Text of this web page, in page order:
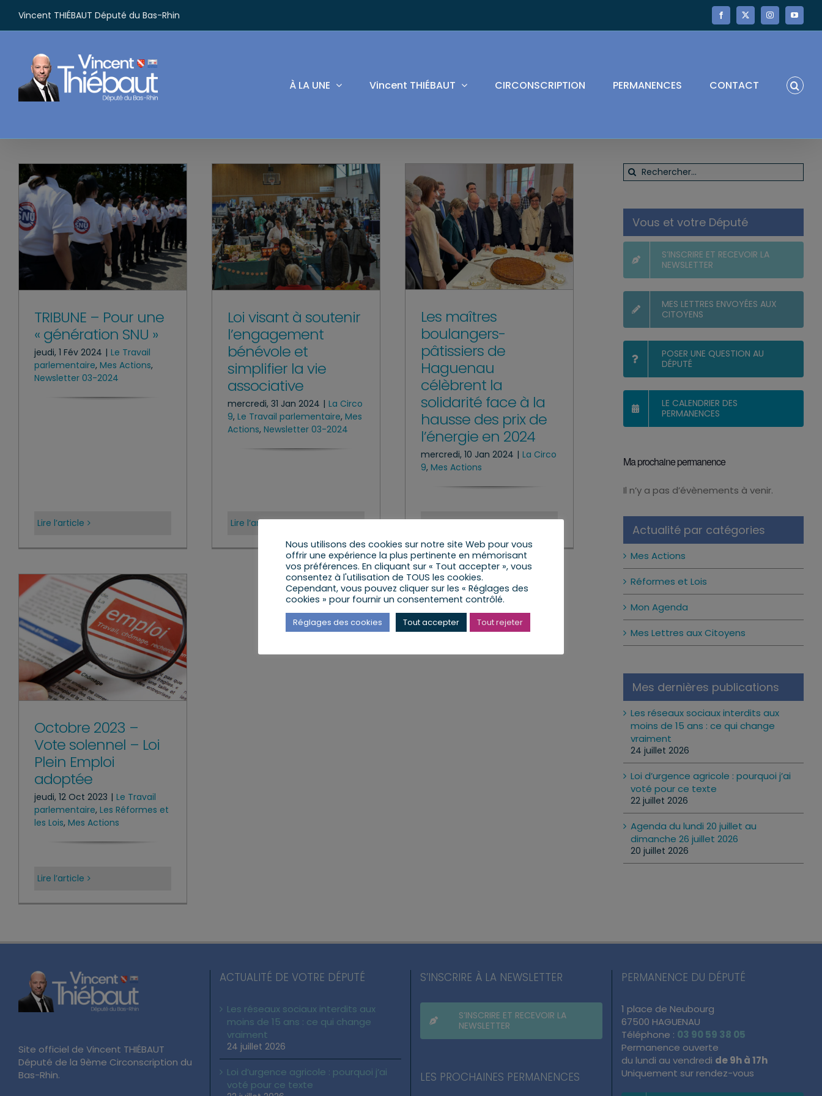
contenu
Vincent THIÉBAUT Député du Bas-Rhin Facebook
X InstagramYouTube
À LA UNE Vincent THIÉBAUT CIRCONSCRIPTION PERMANENCES CONTACT
TRIBUNE – Pour une
« génération SNU »
jeudi, 1 Fév 2024 | Le Travail
parlementaire, Mes Actions,
Newsletter 03-2024
Lire l’article
Loi visant à soutenir
l’engagement
bénévole et
simplifier la vie
associative
mercredi, 31 Jan 2024 | La Circo
9, Le Travail parlementaire, Mes
Actions, Newsletter 03-2024
Lire l’article
Les maîtres
boulangers-
pâtissiers de
Haguenau
célèbrent la
solidarité face à la
hausse des prix de
l’énergie en 2024
mercredi, 10 Jan 2024 | La Circo
9, Mes Actions
Lire l’article
Octobre 2023 –
Vote solennel – Loi
Plein Emploi
adoptée
jeudi, 12 Oct 2023 | Le Travail
parlementaire, Les Réformes et
les Lois, Mes Actions
Lire l’article
Rechercher:
Vous et votre Député
S’INSCRIRE ET RECEVOIR LA
NEWSLETTER
MES LETTRES ENVOYÉES AUX
CITOYENS
POSER UNE QUESTION AU
DÉPUTÉ
LE CALENDRIER DES
PERMANENCES
Ma prochaine permanence
Notice
Il n’y a pas d’évènements à venir.
Actualité par catégories
Mes Actions
Réformes et Lois
Mon Agenda
Mes Lettres aux Citoyens
Mes dernières publications
Les réseaux sociaux interdits aux
moins de 15 ans : ce qui change
vraiment
24 juillet 2026
Loi d’urgence agricole : pourquoi j’ai
voté pour ce texte
22 juillet 2026
Agenda du lundi 20 juillet au
dimanche 26 juillet 2026
20 juillet 2026
Site officiel de Vincent THIÉBAUT
Député de la 9ème Circonscription du
Bas-Rhin.
ACTUALITÉ DE VOTRE DÉPUTÉ
Les réseaux sociaux interdits aux
moins de 15 ans : ce qui change
vraiment
24 juillet 2026
Loi d’urgence agricole : pourquoi j’ai
voté pour ce texte
S’INSCRIRE À LA NEWSLETTER
S’INSCRIRE ET RECEVOIR LA
NEWSLETTER
LES PROCHAINES PERMANENCES
PERMANENCE DU DÉPUTÉ
1 place de Neubourg
67500 HAGUENAU
Téléphone : 03 90 59 38 05
Permanence ouverte
du lundi au vendredi de 9h à 17h
Uniquement sur rendez-vous
Nous utilisons des cookies sur notre site Web pour vous
offrir une expérience la plus pertinente en mémorisant
vos préférences. En cliquant sur « Tout accepter », vous
consentez à l'utilisation de TOUS les cookies.
Cependant, vous pouvez cliquer sur les « Réglages des
cookies » pour fournir un consentement contrôlé.
Réglages des cookies Tout accepter Tout rejeter